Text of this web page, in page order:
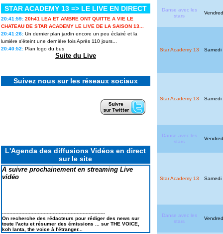
peux pas passer pour une
perdante. »
Ulysse de Star academy 12
intègre le casting d'une émission
phare de M6
Revivez tous les feux d'artifice
géants et concerts du 4 Juillet
2026 pour le 250e anniversaire
Le casting de SECRET STORY 14
en portraits & la liste des secrets
: Le suivi des scores : Pire score
en finale et TRES MAUVAIS
STAR ACADEMY 13 => LE LIVE EN DIRECT
20:41:59: 20h41 LEA ET AMBRE ONT QUITTE A VIE LE
CHATEAU DE STAR ACADEMY LE LIVE DE LA SAISON 13...
20:41:26: Un dernier plan jardin encore un peu éclairé et la
lumière s'éteint une dernière fois Après 110 jours...
20:40:52: Plan logo du bus
Suite du Live
Suivez nous sur les réseaux sociaux
L'Agenda des diffusions Vidéos en direct
sur le site
A suivre prochainement en streaming Live
vidéo
---------------------------------------------------------------------
On recherche des rédacteurs pour rédiger des news sur
toute l'actu et résumer des émissions ... sur THE VOICE,
koh lanta, the voice à l'étranger...
Danse avec les
stars
Star Academy 13 Samedi
Star Academy 13 Samedi
Danse avec les
stars
Star Academy 13 Samedi
Danse avec les
stars